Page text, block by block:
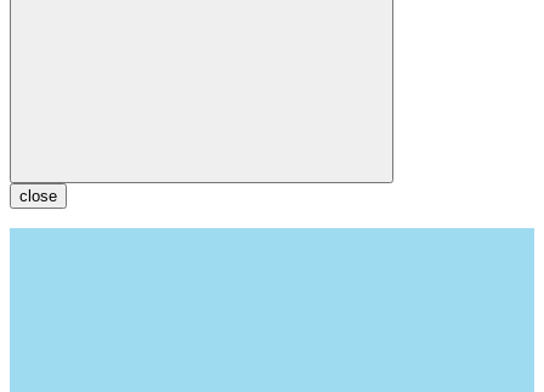
close